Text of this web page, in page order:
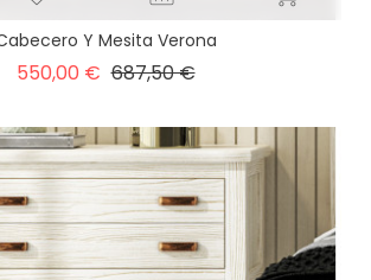
Y Mesita Verona
550,00 € Precio
687,50 €Precio